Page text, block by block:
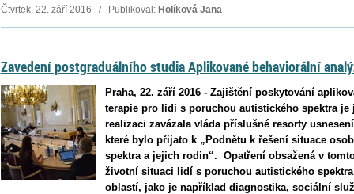
Čtvrtek, 22. září 2016 / Publikoval: Holíková Jana
Zavedení postgraduálního studia Aplikované behaviorální
Praha, 22. září 2016 - Zajištění poskytování
terapie pro lidi s poruchou autistického spektra
realizaci zavázala vláda příslušné resorty
které bylo přijato k „Podnětu k řešení situace
spektra a jejich rodin“. Opatření obsažená v
životní situaci lidí s poruchou autistického
oblastí, jako je například diagnostika, sociální